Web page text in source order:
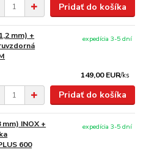
Pridať do košíka
mm) +
149,00 EUR/ks
expedícia 3-5 dní
Pridať do košíka
INOX +
600
expedícia 3-5 dní